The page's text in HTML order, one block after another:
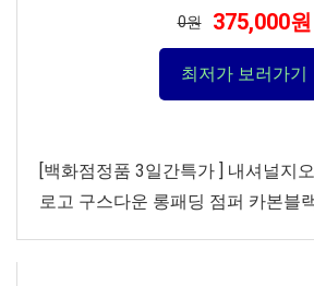
0원 375,000원
최저가 보러가기
[백화점정품 3일간특가 ] 내셔널지
로고 구스다운 롱패딩 점퍼 카본블